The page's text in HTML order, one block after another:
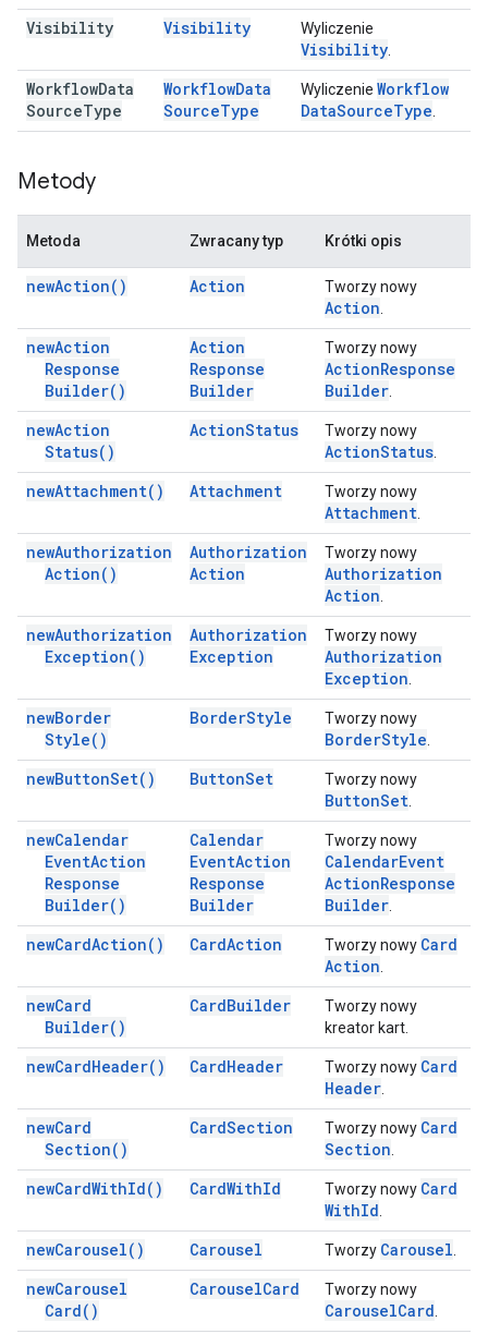
Visibility Visibility Wyliczenie
Visibility
WorkflowData
SourceType
WorkflowData
SourceType
Wyliczenie Workflow
DataSourceType
Metody
Metoda Zwracany typ Krótki opis
newAction( ) Action Tworzy nowy
Action
newAction
Response
Builder( )
Action
Response
Builder
Tworzy nowy
ActionResponse
Builder
newAction
Status( )
ActionStatus Tworzy nowy
ActionStatus
newAttachment( ) Attachment Tworzy nowy
Attachment
newAuthorization
Action( )
Authorization
Action
Tworzy nowy
Authorization
Action
newAuthorization
Exception( )
Authorization
Exception
Tworzy nowy
Authorization
Exception
newBorder
Style( )
BorderStyle Tworzy nowy
BorderStyle
newButtonSet( ) ButtonSet Tworzy nowy
ButtonSet
newCalendar
EventAction
Response
Builder( )
Calendar
EventAction
Response
Builder
Tworzy nowy
CalendarEvent
ActionResponse
Builder
newCardAction( ) CardAction Tworzy nowy Card
Action
newCard
Builder( )
CardBuilder
Tworzy nowy
kreator kart.
newCardHeader( ) CardHeader Tworzy nowy Card
Header
newCard
Section( )
CardSection Tworzy nowy Card
Section
newCardWithId( ) CardWithId Tworzy nowy Card
WithId
newCarousel( ) Carousel Tworzy Carousel
newCarousel
Card( )
CarouselCard Tworzy nowy
CarouselCard